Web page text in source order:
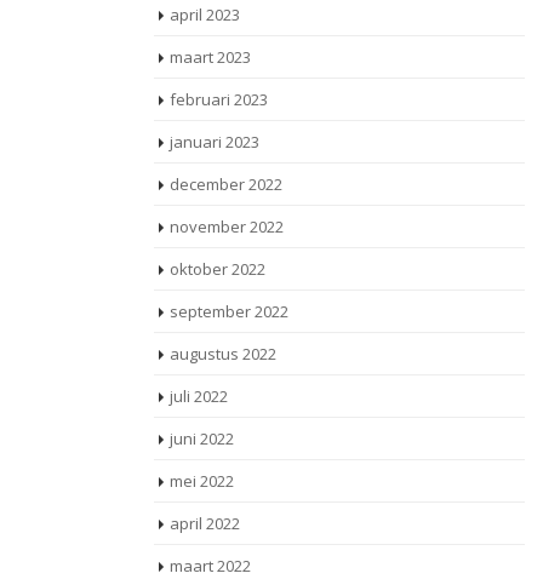
april 2023
maart 2023
februari 2023
januari 2023
december 2022
november 2022
oktober 2022
september 2022
augustus 2022
juli 2022
juni 2022
mei 2022
april 2022
maart 2022